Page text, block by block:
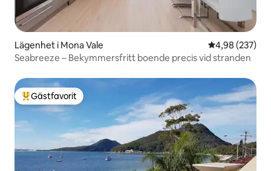
Lägenhet i Mona Vale 4,98 av 5 i
4,98 (237)
Seabreeze – Bekymmersfritt boende precis vid stranden
Populär gästfavorit
Gästfavorit